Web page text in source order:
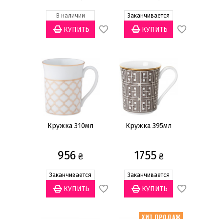
Нет (11)
Использование в посудомоечной
Да (28)
В наличии Заканчивается
Кружка 310мл
956 ₴
Заканчивается
Кружка 395мл
1755₴
Заканчивается
ХИТ ПРОДАЖ